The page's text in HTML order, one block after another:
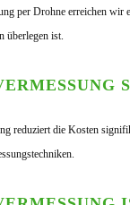
per Drohne erreichen wir
überlegen ist.
reduziert die Kosten